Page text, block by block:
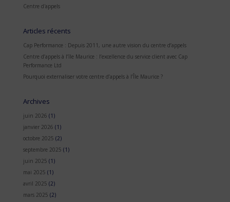
Centre d'appels
Articles récents
Cap Performance : Depuis 2011, une autre vision du centre d’appels
Centre d’appels à l’île Maurice : l’excellence du service client avec Cap
Performance Ltd
Pourquoi externaliser votre centre d’appels à l’Île Maurice ?
Archives
juin 2026 (1)
janvier 2026 (1)
octobre 2025 (2)
septembre 2025 (1)
juin 2025 (1)
mai 2025 (1)
avril 2025 (2)
mars 2025 (2)